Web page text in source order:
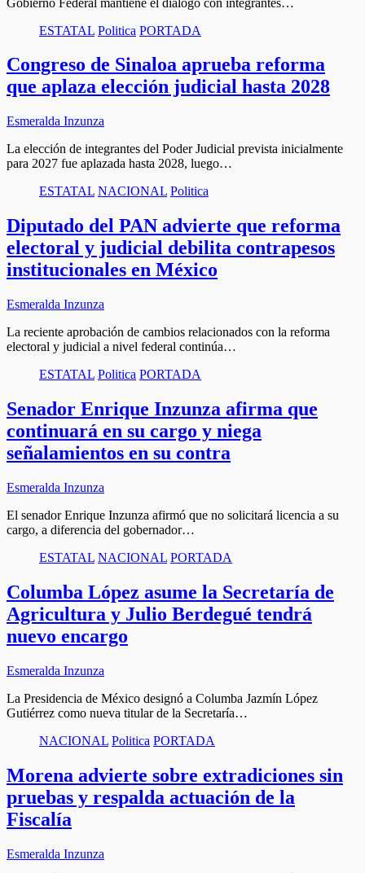
ESTATAL Politica PORTADA
Congreso de Sinaloa aprueba reforma
que aplaza elección judicial hasta 2028
Esmeralda Inzunza
La elección de integrantes del Poder Judicial prevista inicialmente
para 2027 fue aplazada hasta 2028, luego…
ESTATAL NACIONAL Politica
Diputado del PAN advierte que reforma
electoral y judicial debilita contrapesos
institucionales en México
Esmeralda Inzunza
La reciente aprobación de cambios relacionados con la reforma
electoral y judicial a nivel federal continúa…
ESTATAL Politica PORTADA
Senador Enrique Inzunza afirma que
continuará en su cargo y niega
señalamientos en su contra
Esmeralda Inzunza
El senador Enrique Inzunza afirmó que no solicitará licencia a su
cargo, a diferencia del gobernador…
ESTATAL NACIONAL PORTADA
Columba López asume la Secretaría de
Agricultura y Julio Berdegué tendrá
nuevo encargo
Esmeralda Inzunza
La Presidencia de México designó a Columba Jazmín López
Gutiérrez como nueva titular de la Secretaría…
NACIONAL Politica PORTADA
Morena advierte sobre extradiciones sin
pruebas y respalda actuación de la
Fiscalía
Esmeralda Inzunza